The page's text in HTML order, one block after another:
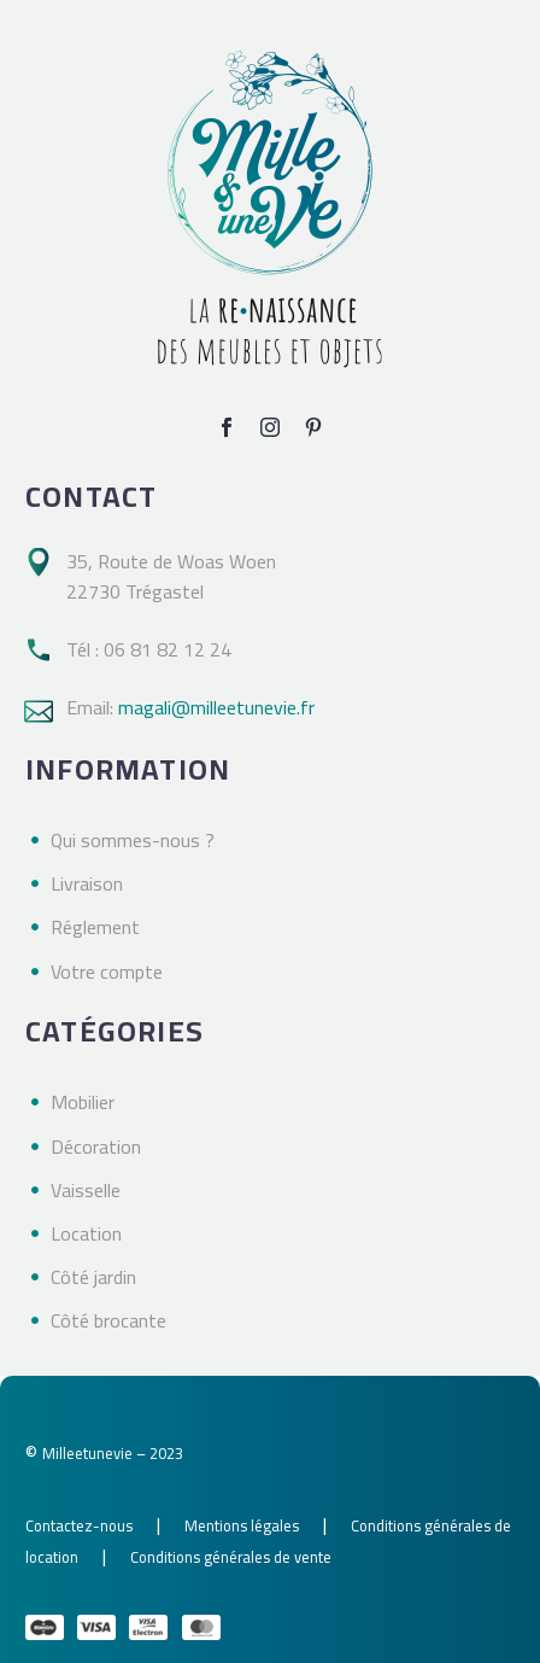
CONTACT
 35, Route de Woas Woen
22730 Trégastel
 Tél : 06 81 82 12 24
 Email:magali@milleetunevie.fr
INFORMATION
Qui sommes-nous ?
Livraison
Réglement
Votre compte
CATÉGORIES
Mobilier
Décoration
Vaisselle
Location
Côté jardin
Côté brocante
© Milleetunevie – 2023
Contactez-nous | Mentions légales |
Conditions générales de
location
| Conditions générales de vente